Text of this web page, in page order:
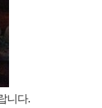
니다.